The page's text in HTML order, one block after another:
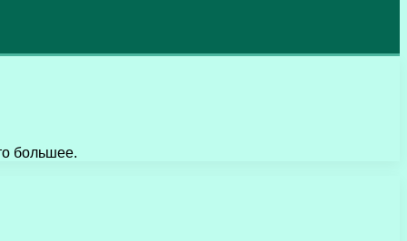
большее.